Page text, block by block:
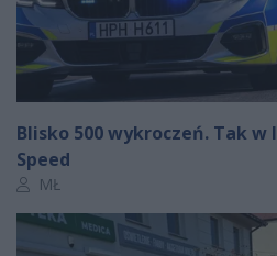
Blisko 500 wykroczeń. Tak w
Speed
Autor artykułu:
MŁ